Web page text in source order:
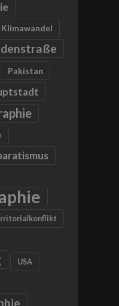
Klimawandel
Pakistan
USA